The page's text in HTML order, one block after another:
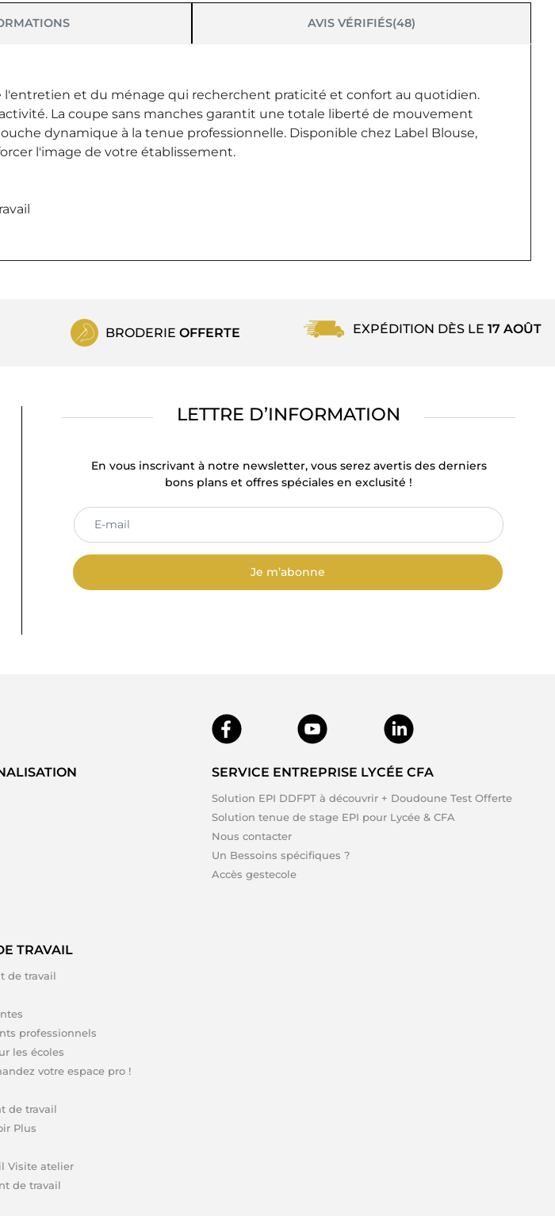
AVIS VÉRIFIÉS(48)
l'entretien et du ménage qui recherchent praticité et confort au quotidien.
La coupe sans manches garantit une totale liberté de mouvement
dynamique à la tenue professionnelle. Disponible chez Label Blouse,
l'image de votre établissement.
BRODERIE OFFERTE EXPÉDITION DÈS LE 17 AOÛT
LETTRE D’INFORMATION
En vous inscrivant à notre newsletter, vous serez avertis des derniers
bons plans et offres spéciales en exclusité !
Je m’abonne
SERVICE ENTREPRISE LYCÉE CFA
Solution EPI DDFPT à découvrir + Doudoune Test Offerte
Solution tenue de stage EPI pour Lycée & CFA
Nous contacter
Un Bessoins spécifiques ?
Accès gestecole
TRAVAIL
de travail
professionnels
les écoles
votre espace pro !
de travail
Plus
Visite atelier
de travail